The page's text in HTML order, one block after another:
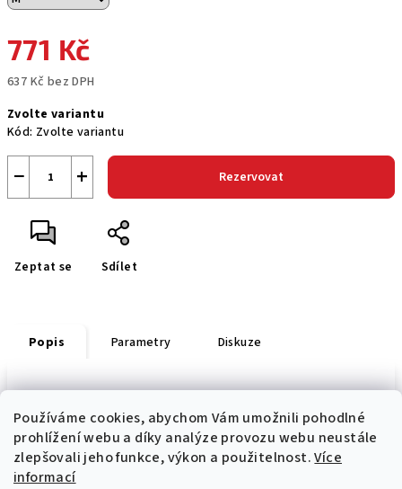
Používáme cookies, abychom Vám umožnili pohodlné
prohlížení webu a díky analýze provozu webu neustále
zlepšovali jeho funkce, výkon a použitelnost.Více
informací
771 Kč
637 Kč bez DPH
cena:
Zvolte variantu
Kód: Zvolte variantu
+
− Rezervovat
Zeptat se Sdílet
Popis Parametry Diskuze